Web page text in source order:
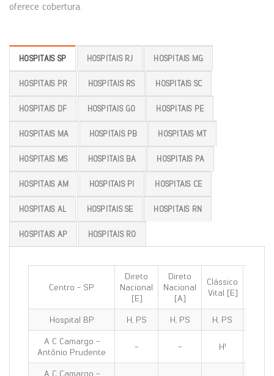
oferece cobertura.
HOSPITAIS SP HOSPITAIS RJ HOSPITAIS MG
HOSPITAIS PR HOSPITAIS RS HOSPITAIS SC
HOSPITAIS DF HOSPITAIS GO HOSPITAIS PE
HOSPITAIS MA HOSPITAIS PB HOSPITAIS MT
HOSPITAIS MS HOSPITAIS BA HOSPITAIS PA
HOSPITAIS AM HOSPITAIS PI HOSPITAIS CE
HOSPITAIS AL HOSPITAIS SE HOSPITAIS RN
HOSPITAIS AP HOSPITAIS RO
Centro - SP
Direto
Nacional
[E]
Direto
Nacional
[A]
Clássico
Vital [E]
Hospital BP H, PS H, PS H, PS
A C Camargo -
Antônio Prudente
- - H¹
A C Camargo -